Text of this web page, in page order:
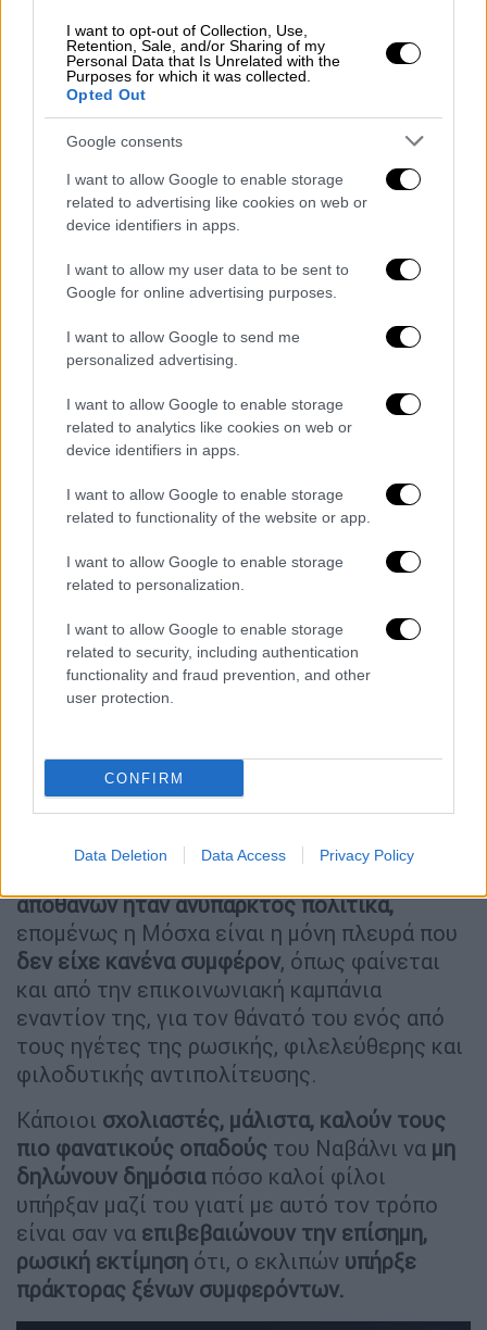
I want to opt-out of Collection, Use,
Retention, Sale, and/or Sharing of my
Personal Data that Is Unrelated with the
Purposes for which it was collected.
Opted Out
Google consents
I want to allow Google to enable storage
related to advertising like cookies on web or
device identifiers in apps.
I want to allow my user data to be sent to
Google for online advertising purposes.
I want to allow Google to send me
personalized advertising.
I want to allow Google to enable storage
related to analytics like cookies on web or
device identifiers in apps.
I want to allow Google to enable storage
related to functionality of the website or app.
I want to allow Google to enable storage
related to personalization.
I want to allow Google to enable storage
related to security, including authentication
functionality and fraud prevention, and other
user protection.
CONFIRM
Data Deletion Data Access Privacy Policy
συζήτηση σε σχέση με το ποιες εκδοχές από
αυτές που έχουν διατυπωθείστα μέσα
ενημέρωσης,θα επιβεβαιωθούν
Νέα διπλωματική κόντρα Μόσχας -
Δύσης
Πολλά ρεπορτάζ στον ρωσικό τύπο
επιβεβαιώνουν ότι, ο ίδιος ο κρατούμενος
αλλά και οι δικηγόροι του, τα τελευταία
χρόνιαείχαν παραπονεθεί επανειλημμένα για
συνθήκες κράτησηςστη φυλακή αυτή
αλλά και από την απομόνωση στην οποία
βρέθηκε επανειλημμένα.
Έχει ξεσπάσει, την ίδια στιγμή, και
των δυτικών πρωτευουσώνπου έσπευσαν
να κατηγορήσουν τις ρωσικές αρχές για τον
θάνατο του Ναβάλνι. Το ρωσικό υπουργείο
Εξωτερικών έκανε λόγο για
παρέμβαση στα εσωτερικά της Ρωσίας,και
μάλιστα κατονόμασε τον Αμερικανό
πρόεδρο, Τζο Μπάιντεν.
Ποιος ωφελείται από τον θάνατο του;
Σε όλα τα ρωσικά μέσα ενημέρωσης, πάντως,
οι αναλυτές υπογραμμίζουν ότι θα πρέπει να
απαντηθεί το βασικό, νομικό ερώτημα, ποιος
ωφελείται από το θάνατο του Ναβάλνι. Οι
αποθανών ήταν ανύπαρκτος πολιτικά,
επομένως η Μόσχα είναι η μόνη πλευρά που
δεν είχε κανένα συμφέρον, όπως φαίνεται
και από την επικοινωνιακή καμπάνια
εναντίον της, για τον θάνατό του ενός από
τους ηγέτες της ρωσικής, φιλελεύθερης και
φιλοδυτικής αντιπολίτευσης.
Κάποιοι σχολιαστές, μάλιστα, καλούν τους
πιο φανατικούς οπαδούς του Ναβάλνι να μη
δηλώνουν δημόσιαπόσο καλοί φίλοι
υπήρξαν μαζί του γιατί με αυτό τον τρόπο
είναι σαν να επιβεβαιώνουν την επίσημη,
ρωσική εκτίμηση ότι, ο εκλιπών υπήρξε
πράκτορας ξένων συμφερόντων.